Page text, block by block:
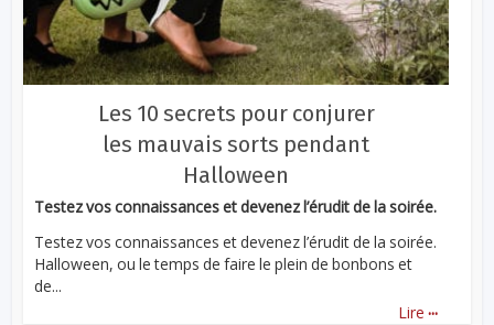
Les 10 secrets pour conjurer
les mauvais sorts pendant
Halloween
Testez vos connaissances et devenez l’érudit de la soirée.
Testez vos connaissances et devenez l’érudit de la soirée.
Halloween, ou le temps de faire le plein de bonbons et
de...
Lire ...